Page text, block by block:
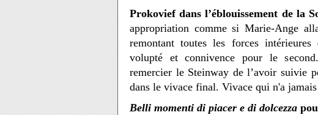
Prokovief dans l’éblouissement de la
appropriation comme si Marie-Ange
remontant toutes les forces
volupté et connivence pour le
remercier le Steinway de l’avoir suivie
dans le vivace final. Vivace qui n'a
Belli momenti di piacer e di dolcezza